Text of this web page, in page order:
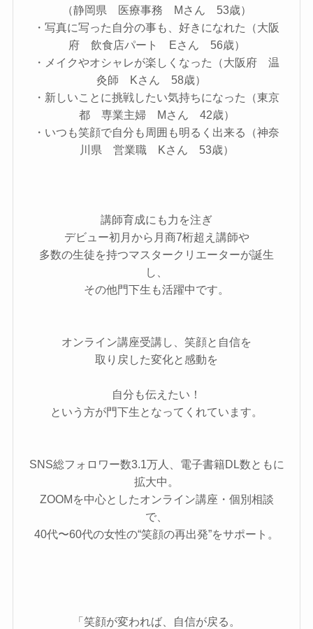
（静岡県 医療事務 Mさん 53歳）
・写真に写った自分の事も、好きになれた（大阪
府 飲食店パート Eさん 56歳）
・メイクやオシャレが楽しくなった（大阪府 温
灸師 Kさん 58歳）
・新しいことに挑戦したい気持ちになった（東京
都 専業主婦 Mさん 42歳）
・いつも笑顔で自分も周囲も明るく出来る（神奈
川県 営業職 Kさん 53歳）
講師育成にも力を注ぎ
デビュー初月から月商7桁超え講師や
多数の生徒を持つマスタークリエーターが誕生
し、
その他門下生も活躍中です。
オンライン講座受講し、笑顔と自信を
取り戻した変化と感動を
自分も伝えたい！
という方が門下生となってくれています。
SNS総フォロワー数3.1万人、電子書籍DL数ともに
拡大中。
ZOOMを中心としたオンライン講座・個別相談
で、
40代〜60代の女性の“笑顔の再出発”をサポート。
「笑顔が変われば、自信が戻る。